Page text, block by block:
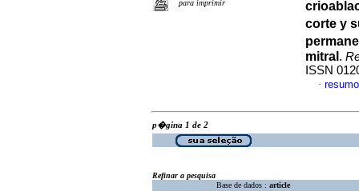
para imprimir
corte y
mitral .
ISSN
·
p�gina 1 de 2
Refinar a pesquisa
Base de dados : article